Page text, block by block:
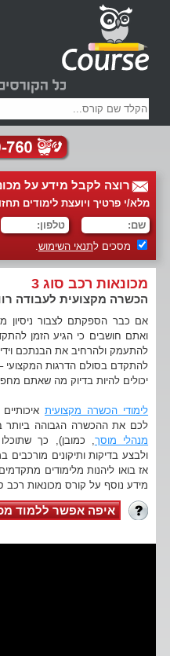
רוצה לקבל מידע על
מלא/י פרטיך ויועצת לימודים
מסכים לתנאי השימוש.
מכונאות רכב סוג 3
הכשרה מקצועית לעבודה
אם כבר הספקתם לצבור ניסיון
ואתם חושבים כי הגיע הזמן
להתעמק ולהרחיב את הבנתכם
יכולים להיות בדיוק מה שאתם
לימודי הכשרה מקצועית
לכם את ההכשרה הגבוהה ביותר
מנהלי מוסך, כמובן), כך
ולבצע בדיקות ותיקונים
אז בואו ליהנות מלימודים
מידע נוסף על קורס מכונאות רכב
איפה אפשר ללמוד